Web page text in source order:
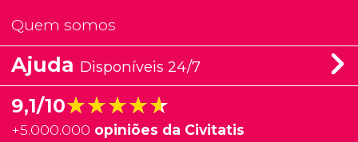
Quem somos
Ajuda Disponíveis 24/7
9,1/10★★★★★
★★★★★
+5.000.000 opiniões da Civitatis